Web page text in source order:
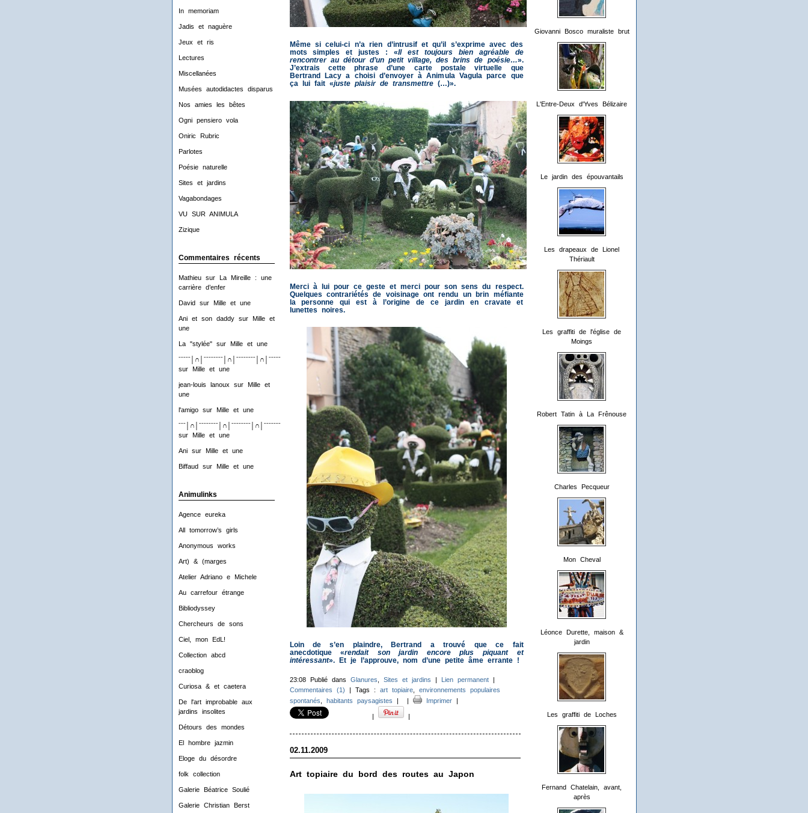
In memoriam
Jadis et naguère
Jeux et ris
Lectures
Miscellanées
Musées autodidactes disparus
Nos amies les bêtes
Ogni pensiero vola
Oniric Rubric
Parlotes
Poésie naturelle
Sites et jardins
Vagabondages
VU SUR ANIMULA
Zizique
Commentaires récents
Mathieusur
La Mireille : une
carrière d’enfer
David sur Mille et une
Ani et son daddysur
Mille et
une
La "stylée"sur Mille et une
ˉˉˉˉˉ│∩│ˉˉˉˉˉˉˉˉ│∩│ˉˉˉˉˉˉˉˉ│∩│ˉˉˉˉˉˉˉˉ│∩│ˉˉˉˉ
sur
Mille et une
jean-louis lanoux sur
Mille et
une
l'amigosur Mille et une
ˉˉˉ│∩│ˉˉˉˉˉˉˉˉ│∩│ˉˉˉˉˉˉˉˉ│∩│ˉˉˉˉˉˉˉˉ│∩│ˉˉˉ
sur
Mille et une
Anisur Mille et une
Biffaud sur Mille et une
Animulinks
Agence eureka
All tomorrow’s girls
Anonymous works
Art) & (marges
Atelier Adriano e Michele
Au carrefour étrange
Bibliodyssey
Chercheurs de sons
Ciel, mon EdL!
Collection abcd
craoblog
Curiosa & et caetera
De l'art improbable aux
jardins insolites
Détours des mondes
El hombre jazmin
Eloge du désordre
folk collection
Galerie Béatrice Soulié
Galerie Christian Berst
Giovanni Bosco muraliste brut
L'Entre-Deux d'Yves Bélizaire
Le jardin des épouvantails
Les drapeaux de Lionel
Thériault
Les graffiti de l'église de
Moings
Robert Tatin à La Frênouse
Charles Pecqueur
Mon Cheval
Léonce Durette, maison &
jardin
Les graffiti de Loches
Fernand Chatelain, avant,
après
Même si celui-ci n’a rien d’intrusif et qu’il s’exprime avec des
mots simples et justes : «Il est toujours bien agréable de
rencontrer au détour d’un petit village, des brins de poésie…».
J’extrais cette phrase d’une carte postale virtuelle que
Bertrand Lacy a choisi d’envoyer à Animula Vagula parce que
ça lui fait «juste plaisir de transmettre(…)».
Merci à lui pour ce geste et merci pour son sens du respect.
Quelques contrariétés de voisinage ont rendu un brin méfiante
la personne qui est à l’origine de ce jardin en cravate et
lunettes noires.
Loin de s’en plaindre, Bertrand a trouvé que ce fait
anecdotique «rendait son jardin encore plus piquant et
intéressant». Et je l’approuve, nom d’une petite âme errante !
23:08 Publié dans Glanures Sites et jardins | Lien permanent|
Commentaires (1) | Tags : art topiaire, environnements populaires
spontanés
habitants paysagistes | | Imprimer|
| |
02.11.2009
Art topiaire du bord des routes au Japon